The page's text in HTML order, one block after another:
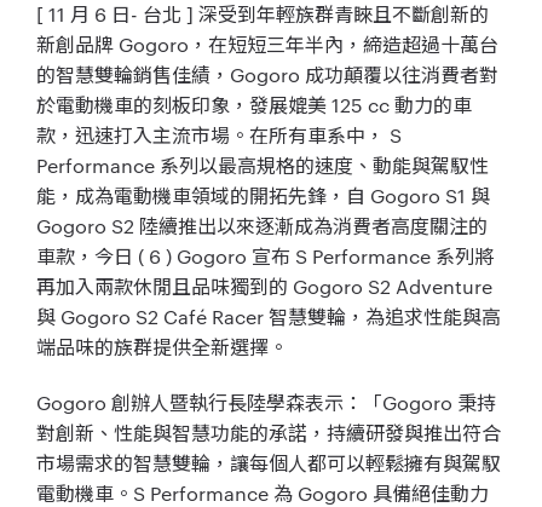
[ 11 月 6 日- 台北 ] 深受到年輕族群青睞且不斷創新的
新創品牌 Gogoro，在短短三年半內，締造超過十萬台
的智慧雙輪銷售佳績，Gogoro 成功顛覆以往消費者對
於電動機車的刻板印象，發展媲美 125 cc 動力的車
款，迅速打入主流市場。在所有車系中， S
Performance 系列以最高規格的速度、動能與駕馭性
能，成為電動機車領域的開拓先鋒，自 Gogoro S1 與
Gogoro S2 陸續推出以來逐漸成為消費者高度關注的
車款，今日 ( 6 ) Gogoro 宣布 S Performance 系列將
再加入兩款休閒且品味獨到的 Gogoro S2 Adventure
與 Gogoro S2 Café Racer 智慧雙輪，為追求性能與高
端品味的族群提供全新選擇。
Gogoro 創辦人暨執行長陸學森表示：「Gogoro 秉持
對創新、性能與智慧功能的承諾，持續研發與推出符合
市場需求的智慧雙輪，讓每個人都可以輕鬆擁有與駕馭
電動機車。S Performance 為 Gogoro 具備絕佳動力